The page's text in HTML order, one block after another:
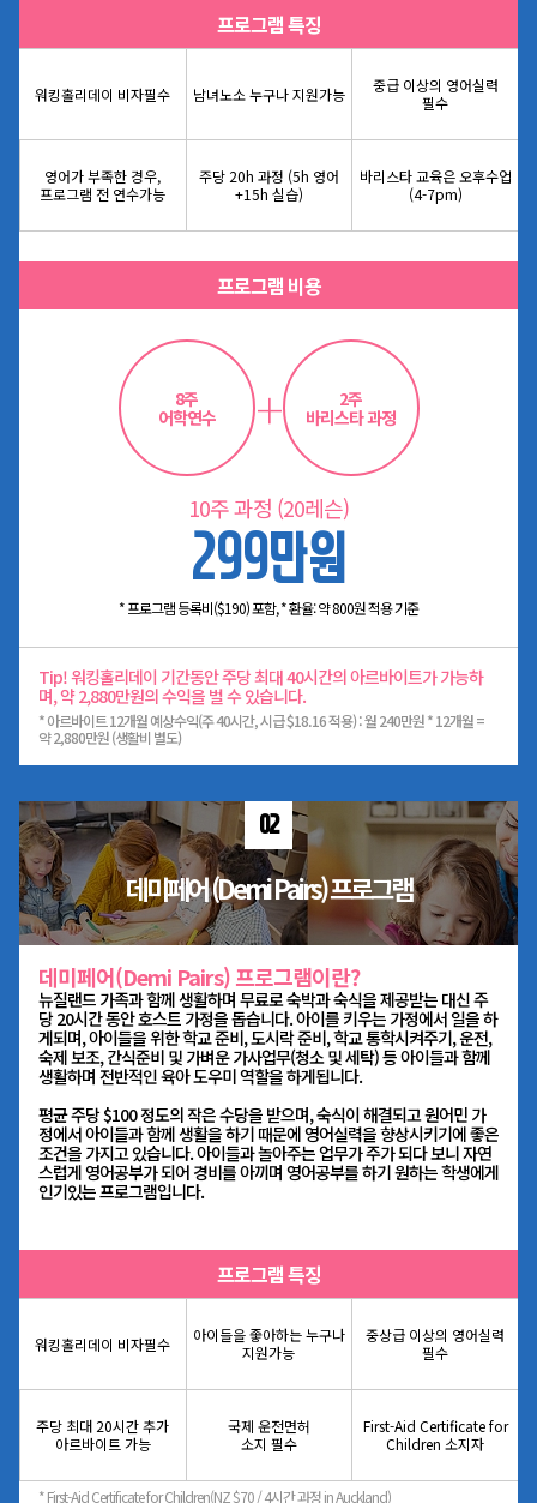
프로그램 특징
워킹홀리데이 비자필수 남녀노소 누구나 지원가능 중급 이상의 영어실력
필수
영어가 부족한 경우,
프로그램 전 연수가능
주당 20h 과정 (5h 영어
+15h 실습)
바리스타 교육은 오후수업
(4-7pm)
프로그램 비용
8주
어학연수
+
2주
바리스타 과정
10주 과정 (20레슨)
299만원
* 프로그램 등록비($190) 포함, * 환율: 약 800원 적용 기준
Tip! 워킹홀리데이 기간동안 주당 최대 40시간의 아르바이트가 가능하
며, 약 2,880만원의 수익을 벌 수 있습니다.
* 아르바이트 12개월 예상수익(주 40시간, 시급 $18.16 적용) : 월 240만원 * 12개월 =
약 2,880만원 (생활비 별도)
02
데미페어 (Demi Pairs) 프로그램
데미페어(Demi Pairs) 프로그램이란?
뉴질랜드 가족과 함께 생활하며 무료로 숙박과 숙식을 제공받는 대신 주
당 20시간 동안 호스트 가정을 돕습니다. 아이를 키우는 가정에서 일을 하
게되며, 아이들을 위한 학교 준비, 도시락 준비, 학교 통학시켜주기, 운전,
숙제 보조, 간식준비 및 가벼운 가사업무(청소 및 세탁) 등 아이들과 함께
생활하며 전반적인 육아 도우미 역할을 하게됩니다.
평균 주당 $100 정도의 작은 수당을 받으며, 숙식이 해결되고 원어민 가
정에서 아이들과 함께 생활을 하기 때문에 영어실력을 향상시키기에 좋은
조건을 가지고 있습니다. 아이들과 놀아주는 업무가 주가 되다 보니 자연
스럽게 영어공부가 되어 경비를 아끼며 영어공부를 하기 원하는 학생에게
인기있는 프로그램입니다.
프로그램 특징
워킹홀리데이 비자필수
아이들을 좋아하는 누구나
지원가능
중상급 이상의 영어실력
필수
주당 최대 20시간 추가
아르바이트 가능
국제 운전면허
소지 필수
First-Aid Certificate for
Children 소지자
* First-Aid Certificate for Children(NZ $70 / 4시간 과정 in Auckland)